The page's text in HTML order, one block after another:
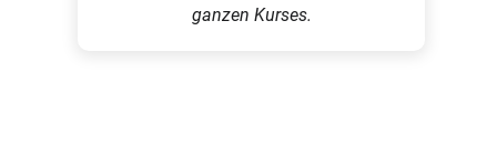
ganzen Kurses.